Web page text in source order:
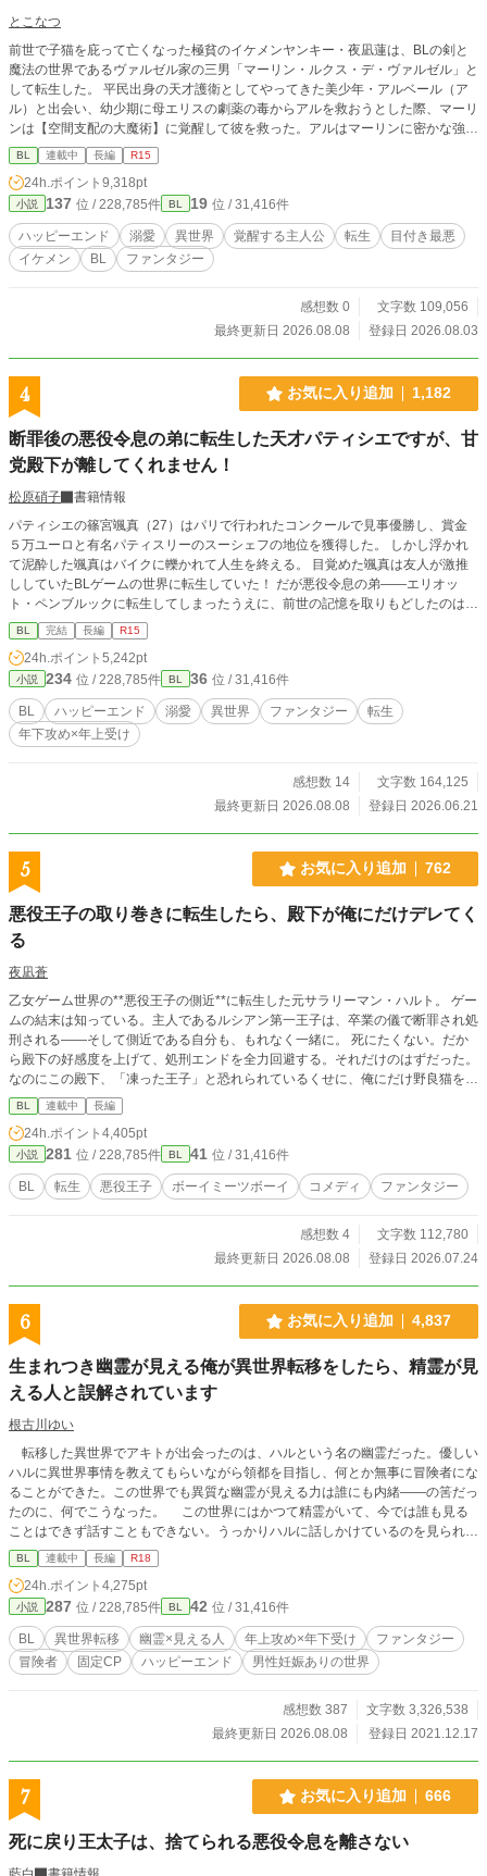
とこなつ
前世で子猫を庇って亡くなった極貧のイケメンヤンキー・夜凪蓮は、BLの剣と
魔法の世界であるヴァルゼル家の三男「マーリン・ルクス・デ・ヴァルゼル」と
して転生した。 平民出身の天才護衛としてやってきた美少年・アルベール（ア
ル）と出会い、幼少期に母エリスの劇薬の毒からアルを救おうとした際、マーリ
ンは【空間支配の大魔術】に覚醒して彼を救った。アルはマーリンに密かな強烈
な恋心を抱いており、毎夜エリスに「本日のマーリン報告」を行っている。 当
主である父ヴィンセントや双子の兄たち、さらに母方の祖父母は、マーリンを
「ヴァルゼル家の至宝」「天使」と呼び、過剰なまでの溺愛を注いでいる。しか
し、中身がビビりな小心者であるマーリンは、その重すぎるプレッシャーに日々
怯え、憂鬱を感じていた。 歴史や一族の家系図を学ぶ中、マーリンは母エリス
の名前からミドルネーム「ルクス」が抜けていることに気づく。母が冷遇されて
いるという壮大な勘違いをしたマーリンは、ショックのあまり発作的に魔力を暴
BL 連載中 長編 R15
24h.ポイント 9,318pt
小説 137 位 / 228,785件 BL 19 位 / 31,416件
ハッピーエンド 溺愛 異世界 覚醒する主人公 転生
目付き最悪
イケメン
BL ファンタジー
感想数 0
文字数 109,056
最終更新日 2026.08.08
登録日 2026.08.03
4 お気に入り追加 1,182
断罪後の悪役令息の弟に転生した天才パティシエですが、甘
党殿下が離してくれません！
松原硝子
書籍情報
パティシエの篠宮颯真（27）はパリで行われたコンクールで見事優勝し、賞金
５万ユーロと有名パティスリーのスーシェフの地位を獲得した。 しかし浮かれ
て泥酔した颯真はバイクに轢かれて人生を終える。 目覚めた颯真は友人が激推
ししていたBLゲームの世界に転生していた！ だが悪役令息の弟――エリオッ
ト・ペンブルックに転生してしまったうえに、前世の記憶を取りもどしたのは
兄・ヴィクターが断罪され、伯爵家がボロボロになった直後。 兄は幽閉、一家
も財産や領地の没収され、さらに王侯貴族の証ともいえる魔力も失ってしまう。
残されたのは名ばかりの家名と王都の屋敷だけ。 前世の記憶が戻ったエリオッ
トは、家族を支えるために身分を隠して王都のティーハウスでパティシエとして
働き始めた。 ある日、エリオットは店の前で倒れそうになっていたルークとい
う少年を助ける。 11年後。エリオットはティーハウスのオーナーに、王都で開
催されるコンクールへの出場を勧められる。 優勝賞金は10万ベル。これだけあ
さに出場を決意する。 結果は見事優勝。 しかし翌日、王宮より使者がやってく
る。 呼び出し主は会ったこともないはずの第三王子で…！？ 最強だけど執着溺
サスペンス要素ありのラブコメです。
BL 完結 長編 R15
24h.ポイント 5,242pt
小説 234 位 / 228,785件 BL 36 位 / 31,416件
BL ハッピーエンド 溺愛 異世界 ファンタジー
転生
年下攻め×年上受け
感想数 14
文字数 164,125
最終更新日 2026.08.08
登録日 2026.06.21
5 お気に入り追加 762
悪役王子の取り巻きに転生したら、殿下が俺にだけデレてく
る
夜凪蒼
乙女ゲーム世界の**悪役王子の側近**に転生した元サラリーマン・ハルト。 ゲー
ムの結末は知っている。主人であるルシアン第一王子は、卒業の儀で断罪され処
刑される——そして側近である自分も、もれなく一緒に。 死にたくない。だか
ら殿下の好感度を上げて、処刑エンドを全力回避する。それだけのはずだった。
なのにこの殿下、「凍った王子」と恐れられているくせに、俺にだけ野良猫を見
せてくるし、俺にだけ詩を読み聞かせてくるし、俺にだけ——笑う。 「お前
は、なぜ俺のそばにいる」 「取り巻きですから」 「……そうか」 筋書きを変え
るだけのつもりだった。 こいつの笑顔を守りたくなるなんて、聞いてない。 ---
※本作は『小説家になろう』『カクヨム』にも掲載しています。
BL 連載中 長編
24h.ポイント 4,405pt
小説 281 位 / 228,785件 BL 41 位 / 31,416件
BL 転生 悪役王子 ボーイミーツボーイ コメディ ファンタジー
感想数 4
文字数 112,780
最終更新日 2026.08.08
登録日 2026.07.24
6 お気に入り追加 4,837
生まれつき幽霊が見える俺が異世界転移をしたら、精霊が見
える人と誤解されています
根古川ゆい
転移した異世界でアキトが出会ったのは、ハルという名の幽霊だった。優しい
ハルに異世界事情を教えてもらいながら領都を目指し、何とか無事に冒険者にな
ることができた。この世界でも異質な幽霊が見える力は誰にも内緒――の筈だっ
たのに、何でこうなった。 この世界にはかつて精霊がいて、今では誰も見る
ことはできず話すこともできない。うっかりハルに話しかけているのを見られて
から、精霊が見える人認定されたアキトの異世界生活。 ※幽霊は出てきます
が、オカルト要素は強くないです ※恋愛要素が出てくるまでは長いです
BL 連載中 長編 R18
24h.ポイント 4,275pt
小説 287 位 / 228,785件 BL 42 位 / 31,416件
BL 異世界転移 幽霊×見える人 年上攻め×年下受け
ファンタジー
冒険者
固定CP ハッピーエンド 男性妊娠ありの世界
感想数 387
文字数 3,326,538
最終更新日 2026.08.08
登録日 2021.12.17
7 お気に入り追加 666
死に戻り王太子は、捨てられる悪役令息を離さない